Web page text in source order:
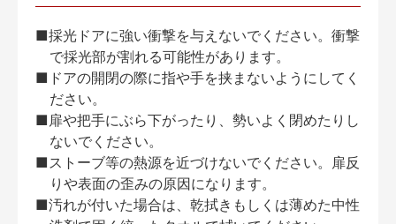
■採光ドアに強い衝撃を与えないでください。衝撃
で採光部が割れる可能性があります。
■ドアの開閉の際に指や手を挟まないようにしてく
ださい。
■扉や把手にぶら下がったり、勢いよく閉めたりし
ないでください。
■ストーブ等の熱源を近づけないでください。扉反
りや表面の歪みの原因になります。
■汚れが付いた場合は、乾拭きもしくは薄めた中性